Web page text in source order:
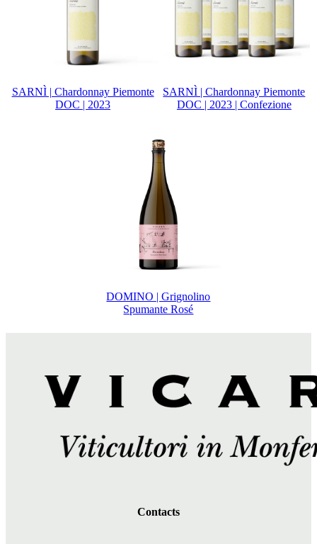
SARNÌ | Chardonnay Piemonte
DOC | 2023
SARNÌ | Chardonnay Piemonte
DOC | 2023 | Confezione
DOMINO | Grignolino
Spumante Rosé
Contacts